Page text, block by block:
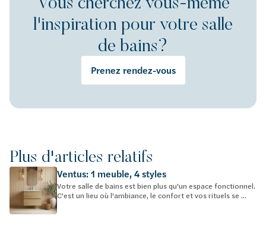
l'inspiration pour votre salle
de bains?
Prenez rendez-vous
Plus d'articles relatifs
Ventus: 1 meuble, 4 styles
Votre salle de bains est bien plus qu'un espace fonctionnel.
C'est un lieu où l'ambiance, le confort et vos rituels se ...